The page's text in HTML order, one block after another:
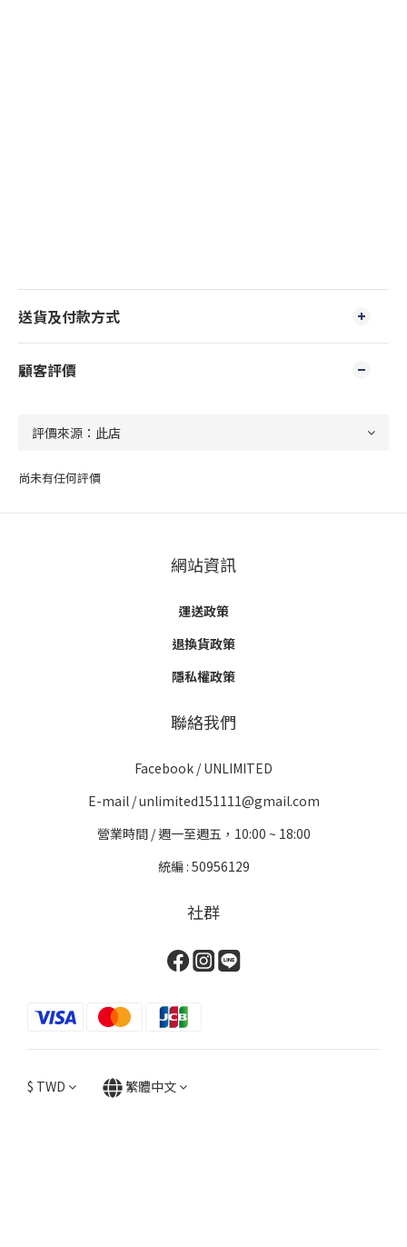
送貨及付款方式
顧客評價
尚未有任何評價
網站資訊
運送政策
退換貨政策
隱私權政策
聯絡我們
Facebook /UNLIMITED
E-mail / unlimited151111@gmail.com
營業時間 / 週一至週五，10:00 ~ 18:00
統編 : 50956129
社群
$ TWD 繁體中文